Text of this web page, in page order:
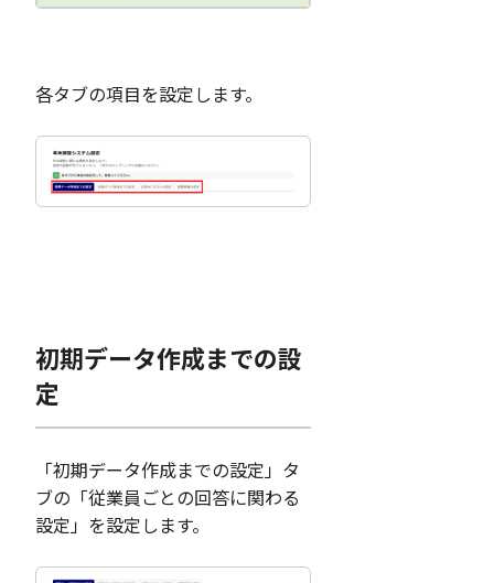
各タブの項目を設定します。
初期データ作成までの設
定
「初期データ作成までの設定」タ
ブの「従業員ごとの回答に関わる
設定」を設定します。